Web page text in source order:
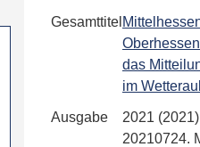
Gesamttitel
das
im
Ausgabe
2021 (2021)
20210724.